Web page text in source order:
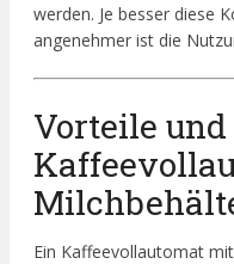
werden. Je besser diese
angenehmer ist die
Vorteile
Ein Kaffeevollautomat